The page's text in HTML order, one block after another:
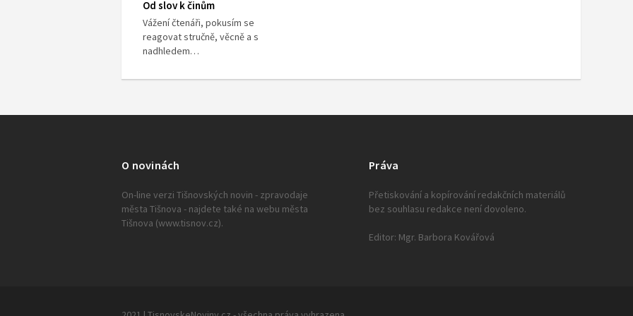
Od slov k činům
Vážení čtenáři, pokusím se
reagovat stručně, věcně a s
nadhledem…
O novinách
On-line verzi Tišnovských novin - zpravodaje
města Tišnova - najdete také na webu města
Tišnova (www.tisnov.cz).
Práva
Přetiskování a kopírování redakčních materiálů
bez souhlasu redakce není dovoleno.
Editor: Mgr. Barbora Kovářová